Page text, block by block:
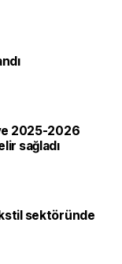
2025-2026
sağladı
sektöründe